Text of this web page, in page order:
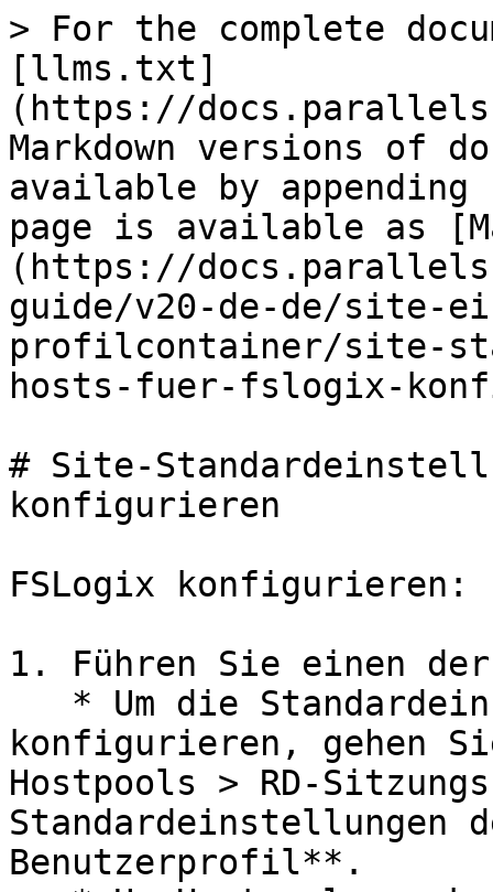
> For the complete
[llms.txt]
(https://
Markdown versions of
available by
page is available as
(https://
guide/v20-de-de/site-
profilcontainer/site-
hosts-fuer-fslogix-
# Site-
konfigurieren
FSLogix konfigurieren:
1. Führen Sie einen
konfigurieren, gehen
Hostpools > RD-
Standardeinstellungen
Benutzerprofil**.